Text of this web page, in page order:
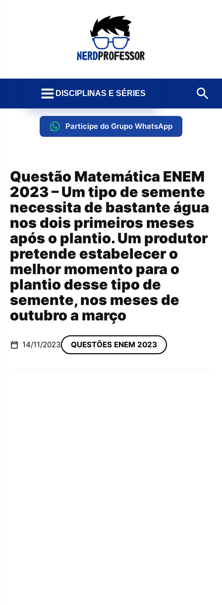
DISCIPLINAS E SÉRIES
Participe do Grupo WhatsApp
Questão Matemática ENEM
2023 – Um tipo de semente
necessita de bastante água
nos dois primeiros meses
após o plantio. Um produtor
pretende estabelecer o
melhor momento para o
plantio desse tipo de
semente, nos meses de
outubro a março
14/11/2023 QUESTÕES ENEM 2023